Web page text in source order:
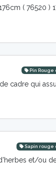
( 76520 )
Pin Rouge
cadre qui
Sapin rouge
et/ou